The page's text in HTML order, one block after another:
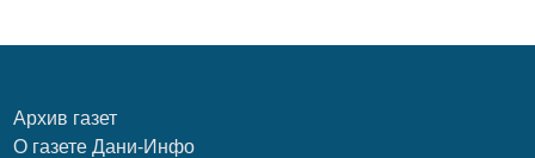
Архив газет
О газете Дани-Инфо